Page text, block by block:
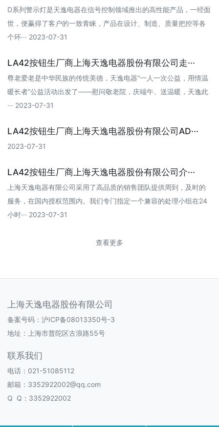
D系列警示灯是天逸电器在信号控制领域推出的高性能产品，一经面
世，便赢得了客户的一致青睐，产品在设计、制造、质量把控等各
个环··· 2023-07-31
LA42按钮生厂商上海天逸电器股份有限公司走···
尊老爱老是中华民族的传统美德，天逸电器“一人一次公益，用情温
暖长者”公益活动出发了——慰问敬老院，庆端午、送温暖，天逸此
··· 2023-07-31
LA42按钮生厂商上海天逸电器股份有限公司AD···
2023-07-31
LA42按钮生厂商上海天逸电器股份有限公司介···
上海天逸电器有限公司采用了高品质的销售团队提供周到，及时的
服务，在国内授权范围内。我们专门指定一个兼容的处理小组在24
小时··· 2023-07-31
查看更多
上海天逸电器股份有限公司
备案号码： 沪ICP备08013350号-3
地址：上海市普陀区古浪路55号
联系我们
电话：021-51085112
邮箱：3352922002@qq.com
Q Q：3352922002